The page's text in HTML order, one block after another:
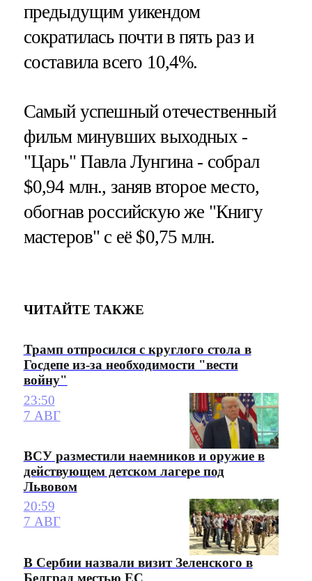
предыдущим уикендом
сократилась почти в пять раз и
составила всего 10,4%.
Самый успешный отечественный
фильм минувших выходных -
"Царь" Павла Лунгина - собрал
$0,94 млн., заняв второе место,
обогнав российскую же "Книгу
мастеров" с её $0,75 млн.
ЧИТАЙТЕ ТАКЖЕ
Трамп отпросился с круглого стола в
Госдепе из-за необходимости "вести
войну"
23:50
7 АВГ
ВСУ разместили наемников и оружие в
действующем детском лагере под
Львовом
20:59
7 АВГ
В Сербии назвали визит Зеленского в
Белград местью ЕС